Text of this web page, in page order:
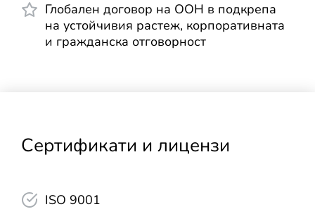
Глобален договор на ООН в подкрепа
на устойчивия растеж, корпоративната
и гражданска отговорност
Сертификати и лицензи
ISO 9001